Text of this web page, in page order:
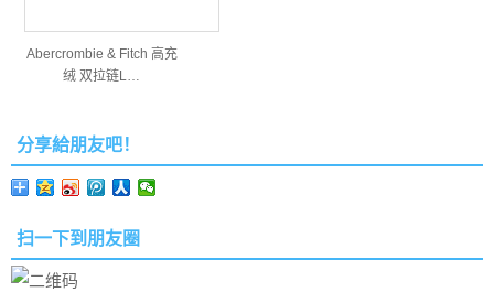
Abercrombie & Fitch 高充
绒 双拉链L…
分享給朋友吧！
扫一下到朋友圈